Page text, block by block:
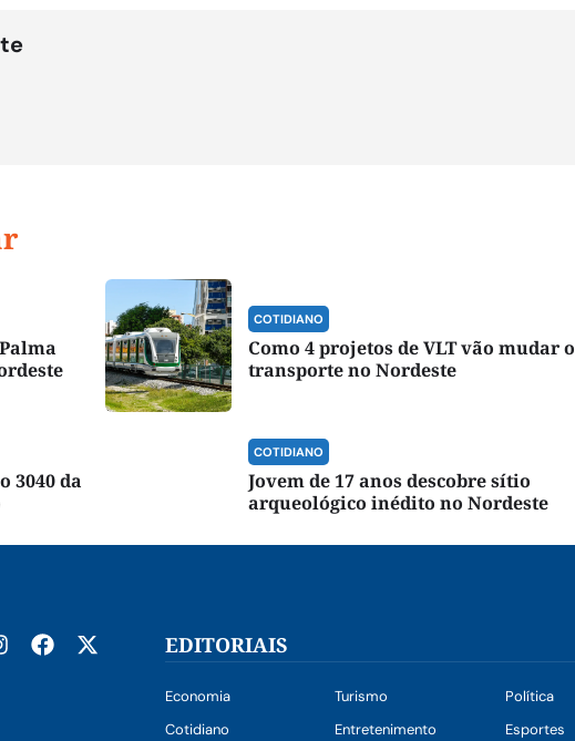
COTIDIANO
Como 4 projetos de VLT vão mudar o
transporte no Nordeste
3040 da
COTIDIANO
Jovem de 17 anos descobre sítio
arqueológico inédito no Nordeste
EDITORIAIS
Economia Turismo
Política
Cotidiano
Entretenimento Esportes